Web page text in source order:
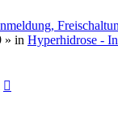
» in Hyperhidrose -